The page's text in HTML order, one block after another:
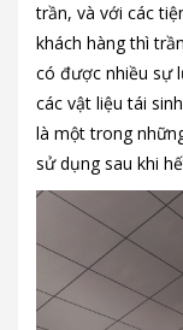
trần, và với các
khách hàng thì
có được nhiều sự
các vật liệu tái
là một trong
sử dụng sau khi